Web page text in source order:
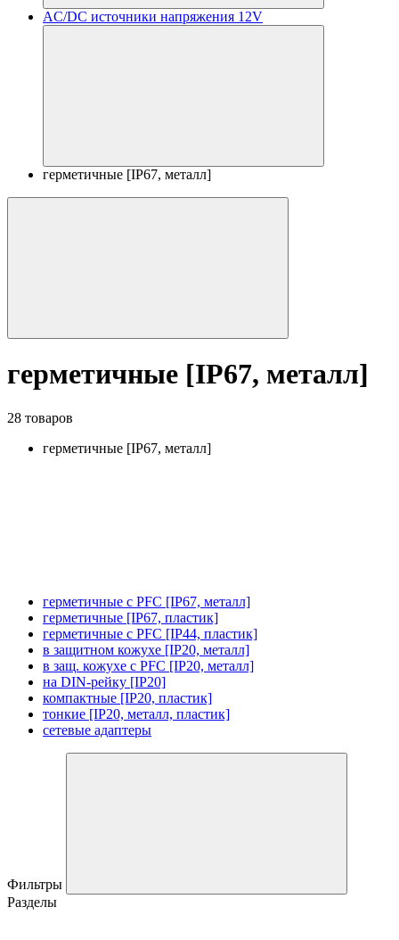
AC/DC источники напряжения 12V
герметичные [IP67, металл]
герметичные [IP67, металл]
28 товаров
герметичные [IP67, металл]
герметичные с PFC [IP67, металл]
герметичные [IP67, пластик]
герметичные с PFC [IP44, пластик]
в защитном кожухе [IP20, металл]
в защ. кожухе с PFC [IP20, металл]
на DIN-рейку [IP20]
компактные [IP20, пластик]
тонкие [IP20, металл, пластик]
сетевые адаптеры
Фильтры
Разделы